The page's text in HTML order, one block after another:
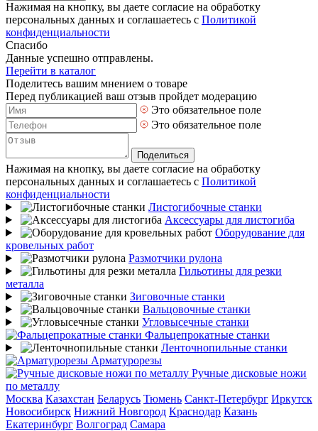
Нажимая на кнопку, вы даете согласие на обработку
персональных данных и соглашаетесь с Политикой
конфиденциальности
Спасибо
Данные успешно отправлены.
Перейти в каталог
Поделитесь вашим мнением о товаре
Перед публикацией ваш отзыв пройдет модерацию
Это обязательное поле
Это обязательное поле
Поделиться
Нажимая на кнопку, вы даете согласие на обработку
персональных данных и соглашаетесь с Политикой
конфиденциальности
Листогибочные станки
Аксессуары для листогиба
Оборудование для
кровельных работ
Размотчики рулона
Гильотины для резки
металла
Зиговочные станки
Вальцовочные станки
Угловысечные станки
Фальцепрокатные станки
Ленточнопильные станки
Арматурорезы
Ручные дисковые ножи
по металлу
Москва Казахстан Беларусь Тюмень Санкт-Петербург Иркутск
Новосибирск Нижний Новгород Краснодар Казань
Екатеринбург Волгоград Самара